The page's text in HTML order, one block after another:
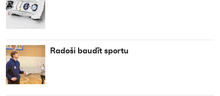
Radoši baudīt sportu